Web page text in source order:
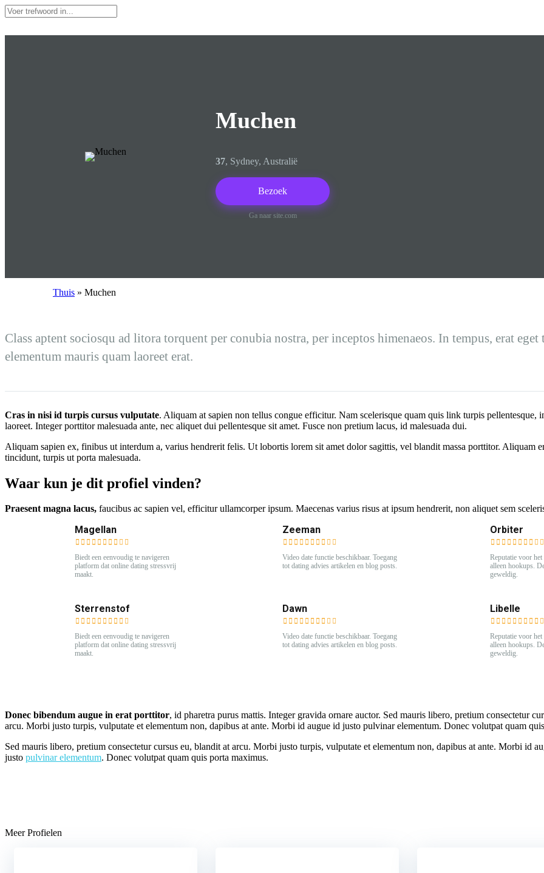
GoMeet
Muchen
37, Sydney, Australië
Bezoek
Ga naar site.com
Thuis » Muchen
Class aptent sociosqu ad litora torquent per conubia nostra, per inceptos himenaeos. In tempus, erat
elementum mauris quam laoreet erat.
Cras in nisi id turpis cursus vulputate. Aliquam at sapien non tellus congue efficitur. Nam scelerisque quam quis link turpis pellentesque,
laoreet. Integer porttitor malesuada ante, nec aliquet dui pellentesque sit amet. Fusce non pretium lacus, id malesuada dui.
Aliquam sapien ex, finibus ut interdum a, varius hendrerit felis. Ut lobortis lorem sit amet dolor sagittis, vel blandit massa porttitor. Aliquam
tincidunt, turpis ut porta malesuada.
Waar kun je dit profiel vinden?
Praesent magna lacus, faucibus ac sapien vel, efficitur ullamcorper ipsum. Maecenas varius risus at ipsum hendrerit, non aliquet sem
Magellan
Biedt een eenvoudig te navigeren
platform dat online dating stressvrij
maakt.
Zeeman
Video date functie beschikbaar. Toegang
tot dating advies artikelen en blog posts.
Orbiter
Reputatie voor
alleen hookups.
geweldig.
Sterrenstof
Biedt een eenvoudig te navigeren
platform dat online dating stressvrij
maakt.
Dawn
Video date functie beschikbaar. Toegang
tot dating advies artikelen en blog posts.
Libelle
Reputatie voor
alleen hookups.
geweldig.
Donec bibendum augue in erat porttitor, id pharetra purus mattis. Integer gravida ornare auctor. Sed mauris libero, pretium consectetur
arcu. Morbi justo turpis, vulputate et elementum non, dapibus at ante. Morbi id augue id justo pulvinar elementum. Donec volutpat quam
Sed mauris libero, pretium consectetur cursus eu, blandit at arcu. Morbi justo turpis, vulputate et elementum non, dapibus at ante. Morbi id
justo pulvinar elementum. Donec volutpat quam quis porta maximus.
Meer Profielen